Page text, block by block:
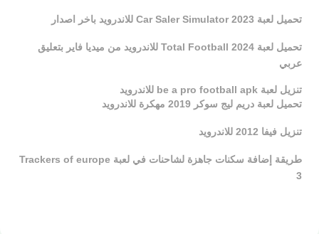
تحميل لعبة Car Saler Simulator 2023 للاندرويد باخر اصدار
تحميل لعبة Total Football 2024 للاندرويد من ميديا فاير بتعليق
عربي
تنزيل لعبة be a pro football apk للاندرويد
تحميل لعبة دريم ليج سوكر 2019 مهكرة للاندرويد
تنزيل فيفا 2012 للاندرويد
طريقة إضافة سكنات جاهزة لشاحنات في لعبة Trackers of europe
3